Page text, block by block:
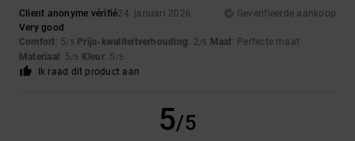
Client anonyme vérifié24. januari 2026
Geverifieerde aankoop
Very good
Comfort: 5/5 Prijs-kwaliteitverhouding: 2/5 Maat: Perfecte maat
Materiaal : 5/5 Kleur: 5 /5
Ik raad dit product aan
5/5